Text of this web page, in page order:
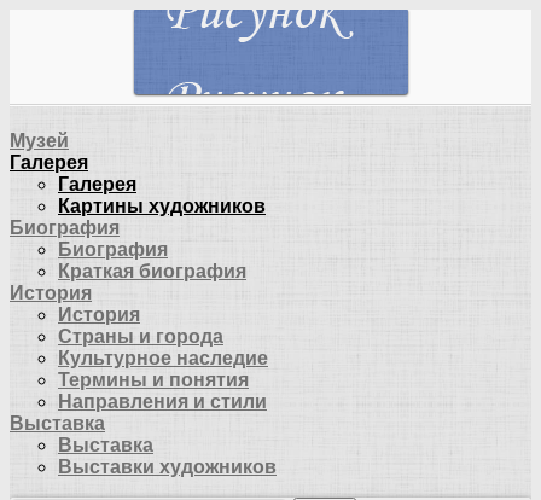
Музей
Галерея
Галерея
Картины художников
Биография
Биография
Краткая биография
История
История
Страны и города
Культурное наследие
Термины и понятия
Направления и стили
Выставка
Выставка
Выставки художников